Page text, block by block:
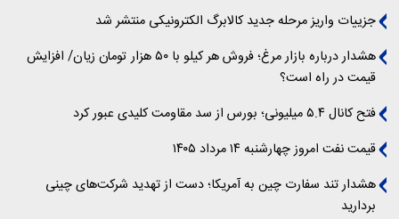
جزییات واریز مرحله جدید کالابرگ الکترونیکی منتشر شد
هشدار درباره بازار مرغ؛ فروش هر کیلو با ۵۰ هزار تومان زیان/ افزایش
قیمت در راه است؟
فتح کانال ۵.۴ میلیونی؛ بورس از سد مقاومت کلیدی عبور کرد
قیمت نفت امروز چهارشنبه ۱۴ مرداد ۱۴۰۵
هشدار تند سفارت چین به آمریکا؛ دست از تهدید شرکت‌های چینی
بردارید